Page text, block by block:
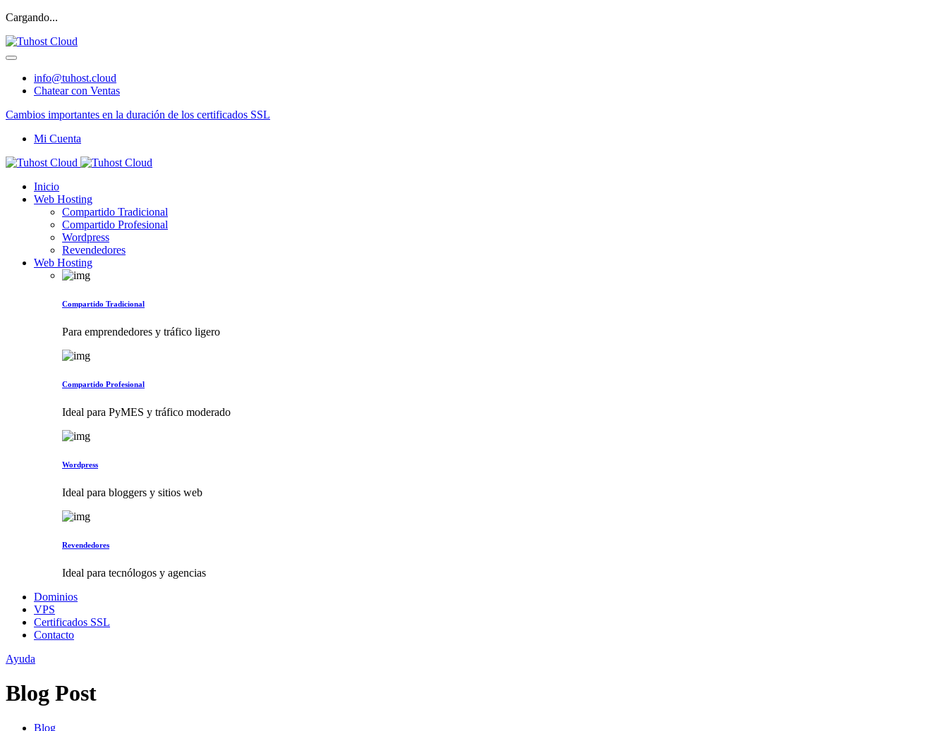
Cargando...
info@tuhost.cloud
Chatear con Ventas
Cambios importantes en la duración de los certificados SSL
Mi Cuenta
Inicio
Web Hosting
Compartido Tradicional
Compartido Profesional
Wordpress
Revendedores
Web Hosting
Compartido Tradicional
Para emprendedores y tráfico ligero
Compartido Profesional
Ideal para PyMES y tráfico moderado
Wordpress
Ideal para bloggers y sitios web
Revendedores
Ideal para tecnólogos y agencias
Dominios
VPS
Certificados SSL
Contacto
Ayuda
Blog Post
Blog